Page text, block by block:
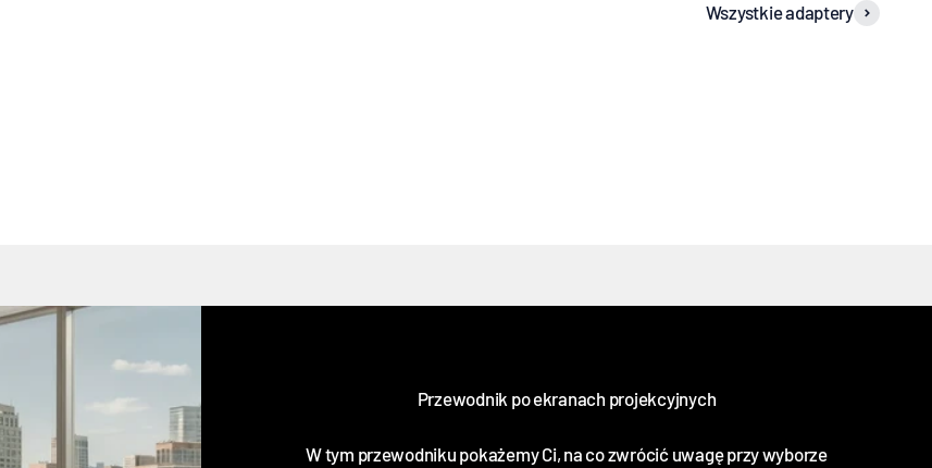
Wszystkie adaptery
Przewodnik po ekranach projekcyjnych
W tym przewodniku pokażemy Ci, na co zwrócić uwagę przy wyborze